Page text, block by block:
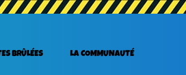
BRÛLÉES LA COMMUNAUTÉ